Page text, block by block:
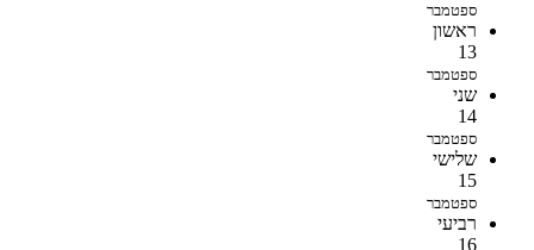
ספטמבר
ראשון
13
ספטמבר
שני
14
ספטמבר
שלישי
15
ספטמבר
רביעי
16